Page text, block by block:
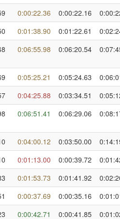
0:00:22.36 0:00:22.16
0:01:38.90 0:01:22.61
0:06:55.98 0:06:20.54
0:05:25.21 0:05:24.63
0:04:25.88 0:03:34.51
0:06:51.41 0:06:29.06
0:04:00.12 0:03:50.00
0:01:13.00 0:00:39.72
0:01:53.73 0:01:41.92
0:00:37.69 0:00:35.16
0:00:42.71 0:00:41.85